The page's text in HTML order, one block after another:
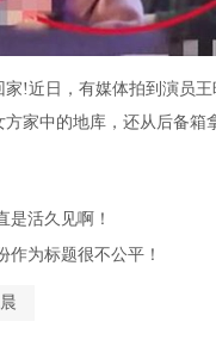
近日，有媒体拍到演员王
家中的地库，还从后备箱
是活久见啊！
作为标题很不公平！